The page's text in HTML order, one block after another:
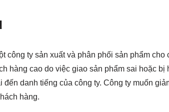
công ty sản xuất và phân phối sản phẩm
hàng cao do việc giao sản phẩm sai hoặc
đến danh tiếng của công ty. Công ty muốn
hàng.